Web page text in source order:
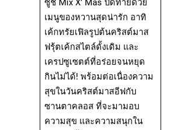
ซูชิ Mix X’ Mas ปิดท้ายด้วย
เมนูของหวานสุดน่ารัก อาทิ
เค้กทรัยเฟิลรูปต้นคริสต์มาส
ฟรุ้ตเค้กสไตล์ดั้งเดิม และ
เครปซูเซตต์ที่อร่อยจนหยุด
กินไม่ได้! พร้อมต่อเนื่องความ
สุขในวันคริสต์มาสอีฟกับ
ซานตาคลอส ที่จะมามอบ
ความสุข และความสนุกใน